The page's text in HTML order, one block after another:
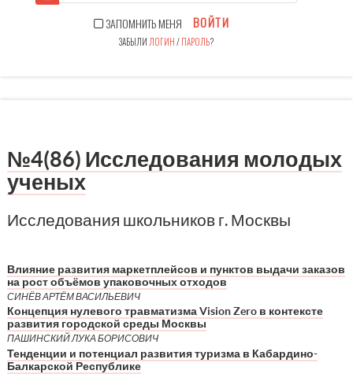
ЗАПОМНИТЬ МЕНЯ ВОЙТИ
ЗАБЫЛИ ЛОГИН/ПАРОЛЬ?
№4(86) Исследования молодых
ученых
Исследования школьников г. Москвы
Влияние развития маркетплейсов и пунктов выдачи заказов
на рост объёмов упаковочных отходов
СИНЁВ АРТЁМ ВАСИЛЬЕВИЧ
Концепция нулевого травматизма Vision Zero в контексте
развития городской среды Москвы
ПАШИНСКИЙ ЛУКА БОРИСОВИЧ
Тенденции и потенциал развития туризма в Кабардино-
Балкарской Республике